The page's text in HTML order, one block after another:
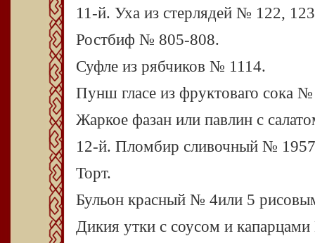
11-й. Уха из стерлядей № 122,
Ростбиф № 805-808.
Суфле из рябчиков № 1114.
Пунш гласе из фруктоваго сока
Жаркое фазан или павлин с
12-й. Пломбир сливочный №
Торт.
Бульон красный № 4или 5
Дикия утки с соусом и